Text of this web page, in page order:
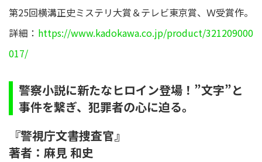
第25回横溝正史ミステリ大賞＆テレビ東京賞、Ｗ受賞作。
詳細： https://www.kadokawa.co.jp/product/321209000
017/
警察小説に新たなヒロイン登場！”文字”と
事件を繋ぎ、犯罪者の心に迫る。
『警視庁文書捜査官』
著者：麻見 和史